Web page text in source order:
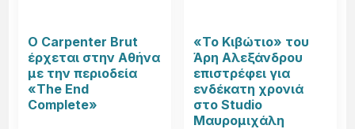
Ο Carpenter Brut
έρχεται στην Αθήνα
με την περιοδεία
«The End
Complete»
«Το Κιβώτιο» του
Άρη Αλεξάνδρου
επιστρέφει για
ενδέκατη χρονιά
στο Studio
Μαυρομιχάλη